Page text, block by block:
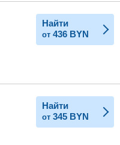
Найти
от 436 BYN
Найти
от 345 BYN